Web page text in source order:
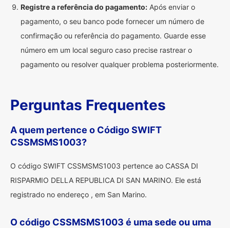
Registre a referência do pagamento: Após enviar o
pagamento, o seu banco pode fornecer um número de
confirmação ou referência do pagamento. Guarde esse
número em um local seguro caso precise rastrear o
pagamento ou resolver qualquer problema posteriormente.
Perguntas Frequentes
A quem pertence o Código SWIFT
CSSMSMS1003?
O código SWIFT CSSMSMS1003 pertence ao CASSA DI
RISPARMIO DELLA REPUBLICA DI SAN MARINO. Ele está
registrado no endereço , em San Marino.
O código CSSMSMS1003 é uma sede ou uma